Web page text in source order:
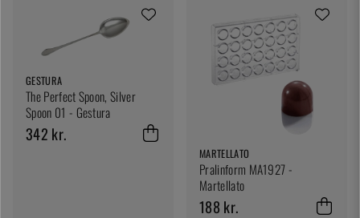
GESTURA
The Perfect Spoon, Silver
Spoon 01 - Gestura
342 kr.
MARTELLATO
Pralinform MA1927 -
Martellato
188 kr.